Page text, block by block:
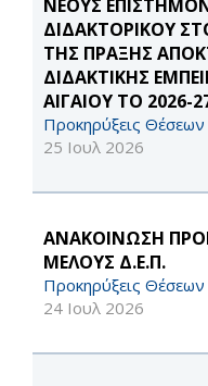
ΝΕΟΥΣ
ΔΙΔΑΚΤΟΡΙΚΟΥ
ΤΗΣ ΠΡΑΞΗΣ
ΔΙΔΑΚΤΙΚΗΣ
ΑΙΓΑΙΟΥ ΤΟ 2026-
Προκηρύξεις Θέσεων
25 Ιουλ 2026
ΑΝΑΚΟΙΝΩΣΗ
ΜΕΛΟΥΣ Δ.Ε.Π.
Προκηρύξεις Θέσεων
24 Ιουλ 2026